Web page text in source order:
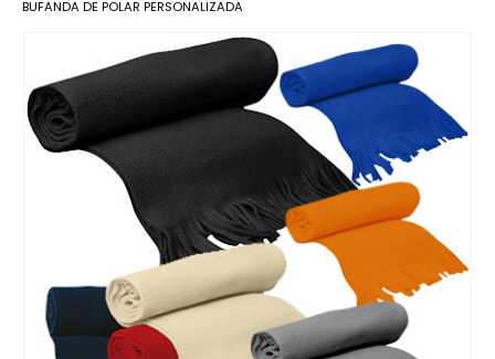
BUFANDA DE POLAR PERSONALIZADA